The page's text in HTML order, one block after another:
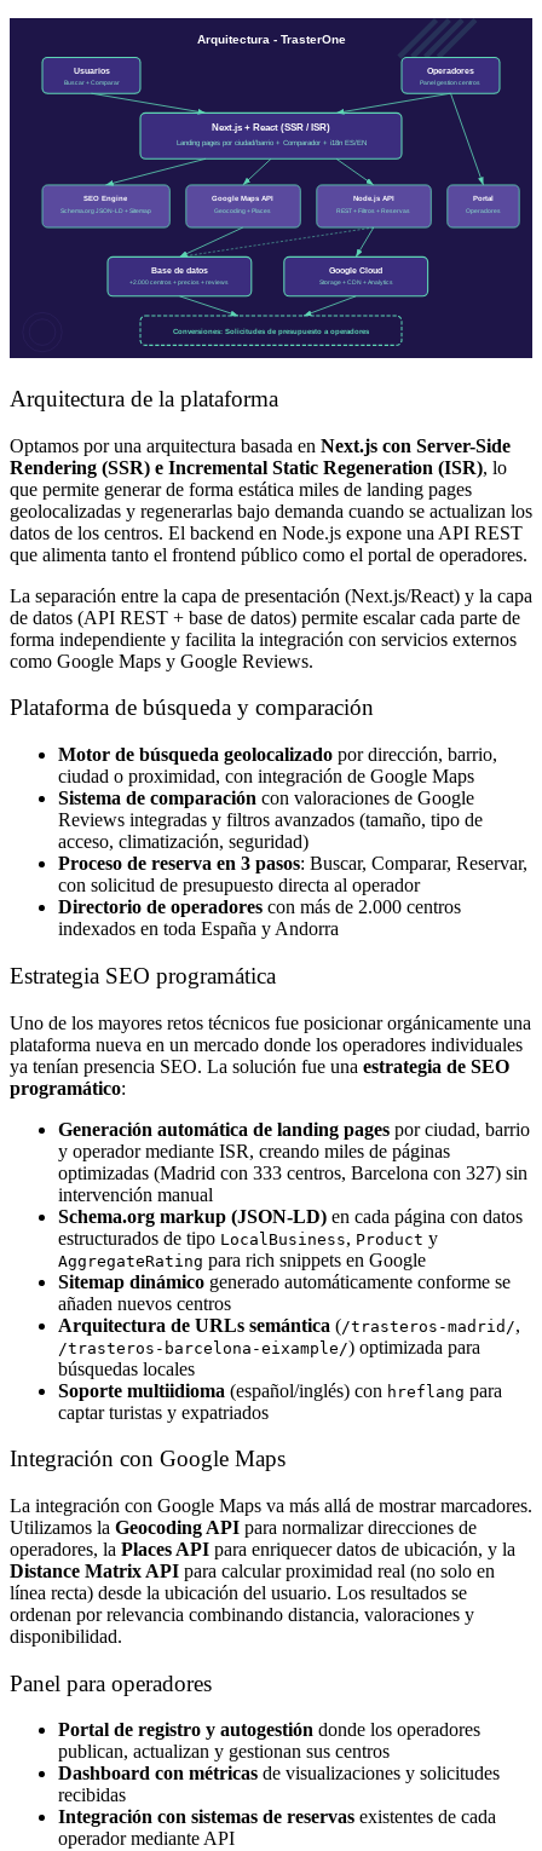
Arquitectura de la plataforma
Optamos por una arquitectura basada en Next.js con Server-Side
Rendering (SSR) e Incremental Static Regeneration (ISR), lo
que permite generar de forma estática miles de landing pages
geolocalizadas y regenerarlas bajo demanda cuando se actualizan los
datos de los centros. El backend en Node.js expone una API REST
que alimenta tanto el frontend público como el portal de operadores.
La separación entre la capa de presentación (Next.js/React) y la capa
de datos (API REST + base de datos) permite escalar cada parte de
forma independiente y facilita la integración con servicios externos
como Google Maps y Google Reviews.
Plataforma de búsqueda y comparación
Motor de búsqueda geolocalizado por dirección, barrio,
ciudad o proximidad, con integración de Google Maps
Sistema de comparación con valoraciones de Google
Reviews integradas y filtros avanzados (tamaño, tipo de
acceso, climatización, seguridad)
Proceso de reserva en 3 pasos: Buscar, Comparar, Reservar,
con solicitud de presupuesto directa al operador
Directorio de operadores con más de 2.000 centros
indexados en toda España y Andorra
Estrategia SEO programática
Uno de los mayores retos técnicos fue posicionar orgánicamente una
plataforma nueva en un mercado donde los operadores individuales
ya tenían presencia SEO. La solución fue una estrategia de SEO
programático:
Generación automática de landing pages por ciudad, barrio
y operador mediante ISR, creando miles de páginas
optimizadas (Madrid con 333 centros, Barcelona con 327) sin
intervención manual
Schema.org markup (JSON-LD) en cada página con datos
estructurados de tipo LocalBusiness, Product y
AggregateRating para rich snippets en Google
Sitemap dinámico generado automáticamente conforme se
añaden nuevos centros
Arquitectura de URLs semántica (/trasteros-madrid/,
/trasteros-barcelona-eixample/) optimizada para
búsquedas locales
Soporte multiidioma (español/inglés) con hreflang para
captar turistas y expatriados
Integración con Google Maps
La integración con Google Maps va más allá de mostrar marcadores.
Utilizamos la Geocoding API para normalizar direcciones de
operadores, la Places API para enriquecer datos de ubicación, y la
Distance Matrix API para calcular proximidad real (no solo en
línea recta) desde la ubicación del usuario. Los resultados se
ordenan por relevancia combinando distancia, valoraciones y
disponibilidad.
Panel para operadores
Portal de registro y autogestión donde los operadores
publican, actualizan y gestionan sus centros
Dashboard con métricas de visualizaciones y solicitudes
recibidas
Integración con sistemas de reservas existentes de cada
operador mediante API